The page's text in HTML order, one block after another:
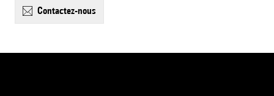
contactez-nous